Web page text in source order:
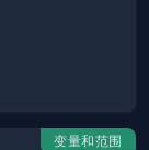
变量和范围